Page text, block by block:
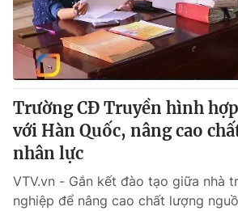
Trường CĐ Truyền hình
với Hàn Quốc, nâng cao
nhân lực
VTV.vn - Gắn kết đào tạo giữa nhà
nghiệp để nâng cao chất lượng